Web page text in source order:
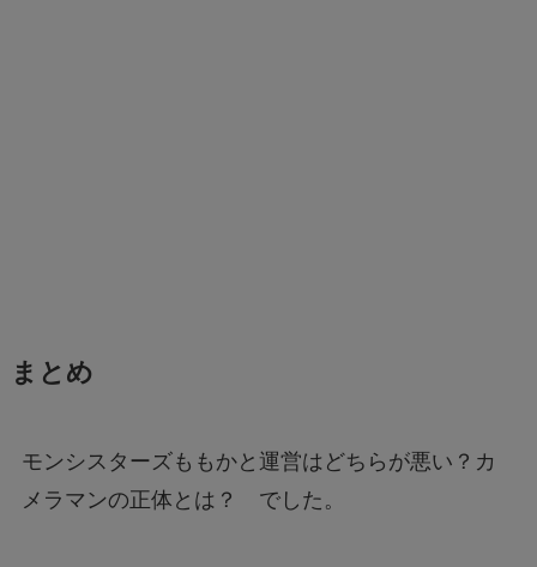
まとめ
モンシスターズももかと運営はどちらが悪い？カ
メラマンの正体とは？ でした。